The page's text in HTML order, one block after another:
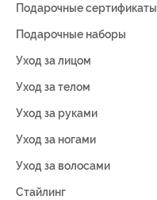
Подарочные сертификаты
Подарочные наборы
Уход за лицом
Уход за телом
Уход за руками
Уход за ногами
Уход за волосами
Стайлинг